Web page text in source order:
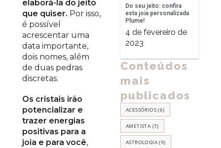
elaborá-la do jeito
que quiser. Por isso,
é possível
acrescentar uma
data importante,
dois nomes, além
de duas pedras
discretas.
Os cristais irão
potencializar e
trazer energias
positivas para a
joia e para você,
Do seu jeito: confira
esta joia personalizada
Plume!
4 de fevereiro de
2023
Conteúdos
mais
publicados
ACESSÓRIOS (6)
AMETISTA (7)
ASTROLOGIA (9)